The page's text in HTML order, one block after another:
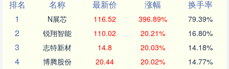
排名
名称 最新价 涨幅
换手率
1
N展芯 116.52 396.89% 79.39%
2 锐翔智能 110.02 20.21% 16.80%
3 志特新材 14.8 20.03% 14.18%
4 博腾股份 20.44 20.02% 14.77%